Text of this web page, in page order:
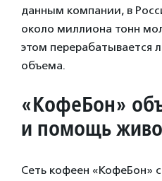
данным компании, в
около миллиона тонн
этом перерабатывается
объема.
«КофеБон»
и помощь
Сеть кофеен «КофеБон»